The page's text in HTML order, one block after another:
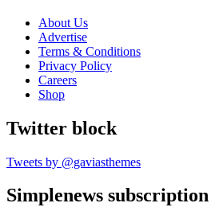
About Us
Advertise
Terms & Conditions
Privacy Policy
Careers
Shop
Twitter block
Tweets by @gaviasthemes
Simplenews subscription